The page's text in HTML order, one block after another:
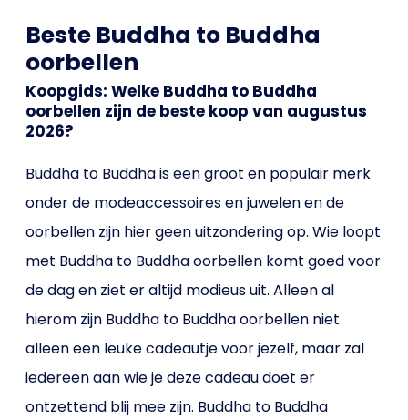
Beste Buddha to Buddha
oorbellen
Koopgids: Welke Buddha to Buddha
oorbellen zijn de beste koop van augustus
2026?
Buddha to Buddha is een groot en populair merk
onder de modeaccessoires en juwelen en de
oorbellen zijn hier geen uitzondering op. Wie loopt
met Buddha to Buddha oorbellen komt goed voor
de dag en ziet er altijd modieus uit. Alleen al
hierom zijn Buddha to Buddha oorbellen niet
alleen een leuke cadeautje voor jezelf, maar zal
iedereen aan wie je deze cadeau doet er
ontzettend blij mee zijn. Buddha to Buddha